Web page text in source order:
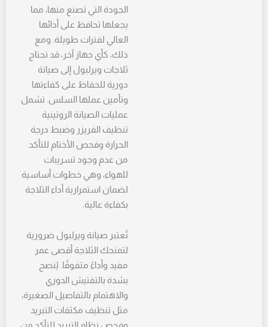
الجودة التي تصنع منها، مما
يجعلها تحافظ على أدائها
العالي لفترات طويلة. ومع
ذلك، كأي جهاز آخر، قد تحتاج
ثلاجات ويرلبول إلى صيانة
دورية للحفاظ على كفاءتها
وتأمين عملها السلس. تشمل
عمليات الصيانة الروتينية
تنظيف الفريزر وضبط درجة
الحرارة وفحص الأختام للتأكد
من عدم وجود تسريبات
للهواء، وهي خطوات أساسية
لضمان استمرارية أداء الثلاجة
بكفاءة عالية.
تُعتبر صيانة ويرلبول ضرورية
لتمنحك الثلاجة أقصى عمر
مفيد وأداءً متفوقًا. يُنصح
بشدة بالتفتيش الدوري
والاهتمام بالتفاصيل الصغيرة،
مثل تنظيف مكثفات التبريد
وفحص نظام التبريد للتأكد من